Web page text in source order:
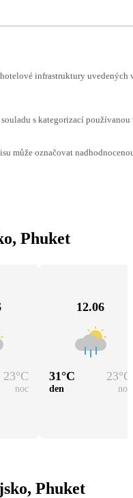
infrastruktury uvedených
s kategorizací
může označovat
Phuket
23°C
noc
12.06
31°C 23°C
den noc
Phuket